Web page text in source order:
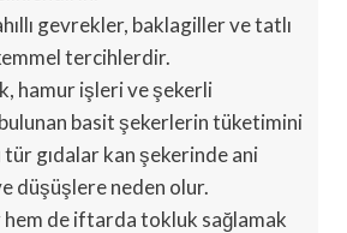
gevrekler, baklagiller ve tatlı
tercihlerdir.
hamur işleri ve şekerli
basit şekerlerin tüketimini
tür gıdalar kan şekerinde ani
düşüşlere neden olur.
hem de iftarda tokluk sağlamak